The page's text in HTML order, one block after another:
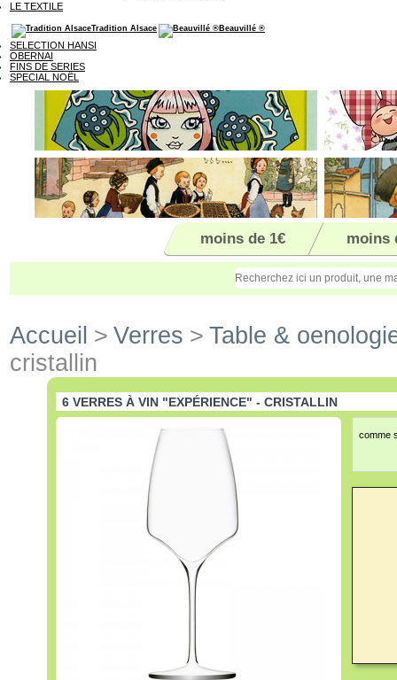
LE TEXTILE
Tradition Alsace Beauvillé ®
SELECTION HANSI
OBERNAI
FINS DE SERIES
SPECIAL NOËL
moins de 1€ moins
Accueil > Verres > Table &
cristallin
6 VERRES À VIN "EXPÉRIENCE" - CRISTALLIN
comme